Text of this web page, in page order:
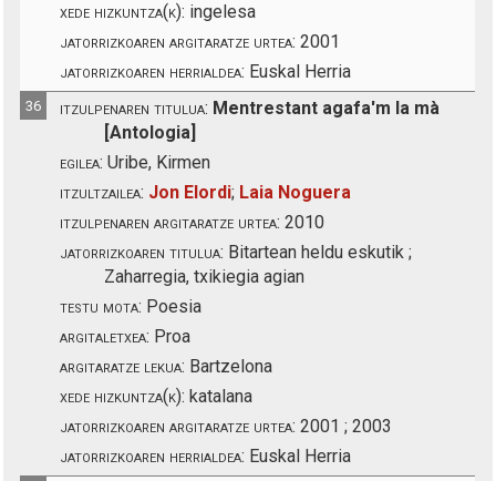
xede hizkuntza(k): ingelesa
jatorrizkoaren argitaratze urtea: 2001
jatorrizkoaren herrialdea: Euskal Herria
36 itzulpenaren titulua: Mentrestant agafa'm la mà
[Antologia]
egilea: Uribe, Kirmen
itzultzailea: Jon Elordi; Laia Noguera
itzulpenaren argitaratze urtea: 2010
jatorrizkoaren titulua: Bitartean heldu eskutik ;
Zaharregia, txikiegia agian
testu mota: Poesia
argitaletxea: Proa
argitaratze lekua: Bartzelona
xede hizkuntza(k): katalana
jatorrizkoaren argitaratze urtea: 2001 ; 2003
jatorrizkoaren herrialdea: Euskal Herria